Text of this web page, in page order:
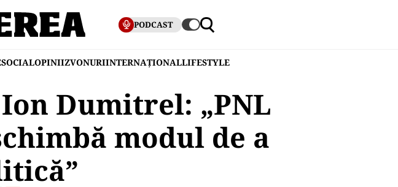
PODCAST
SOCIALOPINIIZVONURIINTERNAȚIONALLIFESTYLE
Dumitrel: „PNL
modul de a